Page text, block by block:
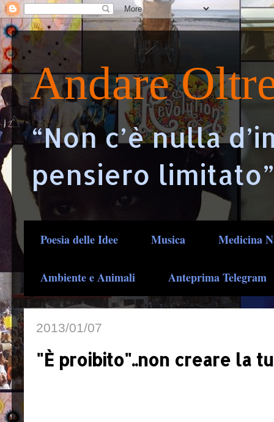
Andare
“Non c’è nulla
pensiero
Poesia delle Idee Musica Medicina
Ambiente e Animali Anteprima Telegram
2013/01/07
"È proibito"..non creare la